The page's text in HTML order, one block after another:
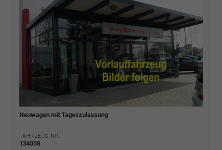
Neuwagen mit Tageszulassung
FAHRZEUG-NR.
134038